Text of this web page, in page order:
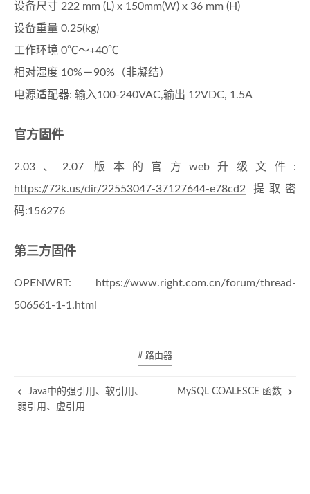
设备尺寸 222 mm (L) x 150mm(W) x 36 mm (H)
设备重量 0.25(kg)
工作环境 0℃～+40℃
相对湿度 10%－90%（非凝结）
电源适配器: 输入100-240VAC,输出 12VDC, 1.5A
官方固件
2.03、2.07 版本的官方web升级文件:
https://72k.us/dir/22553047-37127644-e78cd2 提取密
码:156276
第三方固件
OPENWRT:
https://www.right.com.cn/forum/thread-
506561-1-1.html
# 路由器
Java中的强引用、软引用、
弱引用、虚引用
MySQL COALESCE 函数